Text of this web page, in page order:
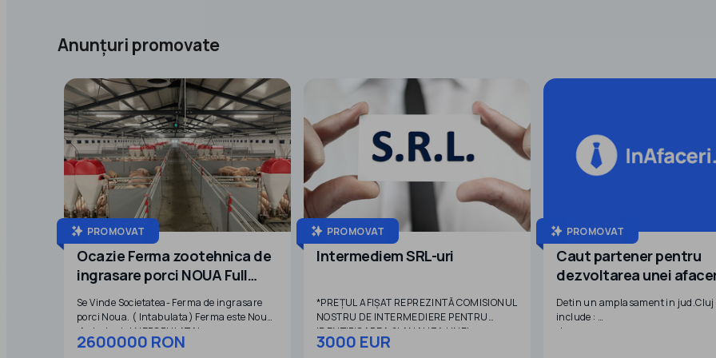
Anunțuri promovate
PROMOVAT
Ocazie Ferma zootehnica de
ingrasare porci NOUA Full
dotata
Se Vinde Societatea- Ferma de ingrasare
porci Noua. ( Intabulata) Ferma este Noua
,Autorizata! NEPOPULATA!
2600000 RON
PROMOVAT
Intermediem SRL-uri
*PREȚUL AFIȘAT REPREZINTĂ COMISIONUL
NOSTRU DE INTERMEDIERE PENTRU
IDENTIFICAREA ȘI ANALIZA UNEI
SOCIETĂȚI DISPONIBILE PENTRU
3000 EUR
PROMOVAT
Caut partener pentru
dezvoltarea unei afaceri
domeniul stocarii
electrice
Detin un amplasament in jud.Cluj
include :
-teren